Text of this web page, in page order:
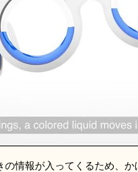
情報が入ってくるため、